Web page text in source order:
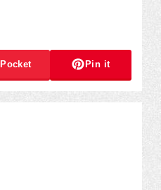
Pocket Pin it